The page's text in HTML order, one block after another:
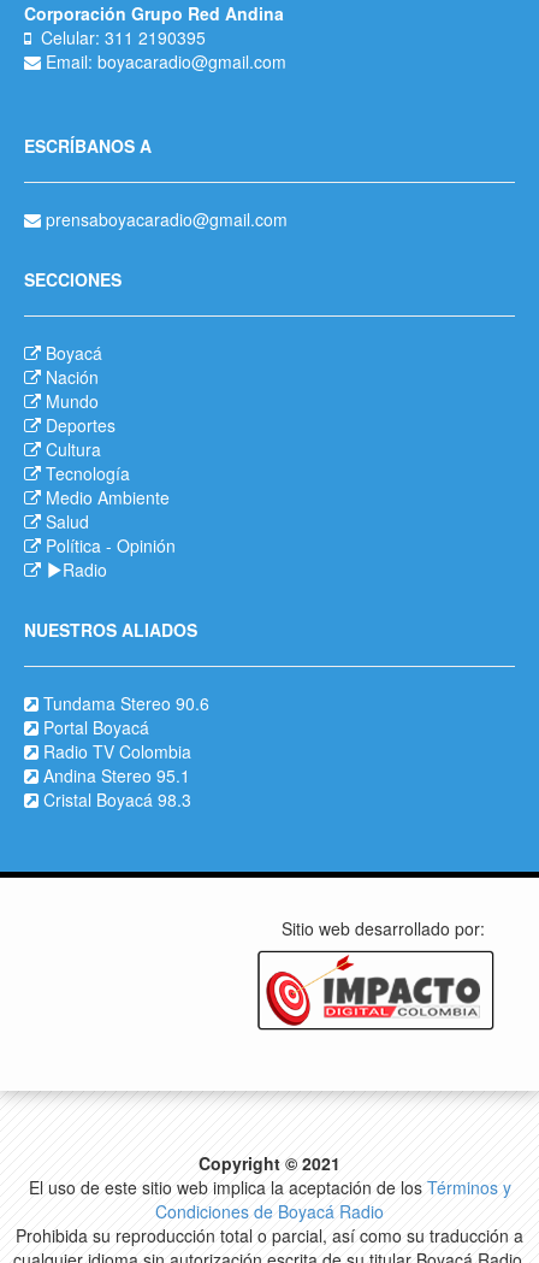
Corporación Grupo Red Andina
Celular: 311 2190395
Email: boyacaradio@gmail.com
ESCRÍBANOS A
prensaboyacaradio@gmail.com
SECCIONES
Boyacá
Nación
Mundo
Deportes
Cultura
Tecnología
Medio Ambiente
Salud
Política - Opinión
Radio
NUESTROS ALIADOS
Tundama Stereo 90.6
Portal Boyacá
Radio TV Colombia
Andina Stereo 95.1
Cristal Boyacá 98.3
Sitio web desarrollado por:
Copyright © 2021
El uso de este sitio web implica la aceptación de los Términos y
Condiciones de Boyacá Radio
Prohibida su reproducción total o parcial, así como su traducción a